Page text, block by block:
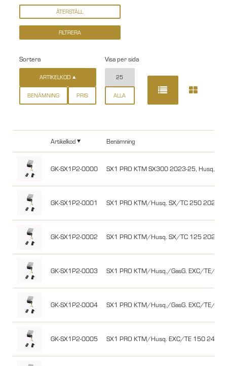
Sortera
ARTIKELKOD
BENÄMNING PRIS
Visa per sida
25
ALLA
Artikelkod Benämning
GK-SX1P2-0000 SX1 PRO KTM SX300 2023-25, Husq,
GK-SX1P2-0001 SX1 PRO KTM/Husq. SX/TC 250 2023-
GK-SX1P2-0002 SX1 PRO KTM/Husq. SX/TC 125 2023-
GK-SX1P2-0003 SX1 PRO KTM/Husq./GasG. EXC/TE/EC
GK-SX1P2-0004 SX1 PRO KTM/Husq./GasG. EXC/TE/EC
GK-SX1P2-0005 SX1 PRO KTM/Husq. EXC/TE 150 24-25